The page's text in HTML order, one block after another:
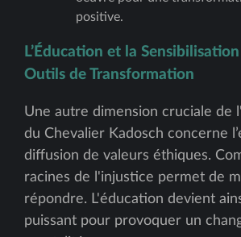
positive.
L’Éducation et la
Outils de Transformation
Une autre dimension cruciale de
du Chevalier Kadosch concerne
diffusion de valeurs éthiques.
racines de l'injustice permet de
répondre. L'éducation devient
puissant pour provoquer un